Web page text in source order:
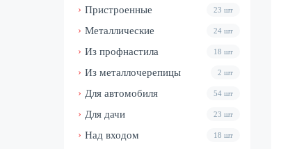
Пристроенные 23 шт
Металлические 24 шт
Из профнастила 18 шт
Из металлочерепицы 2 шт
Для автомобиля 54 шт
Для дачи 23 шт
Над входом 18 шт